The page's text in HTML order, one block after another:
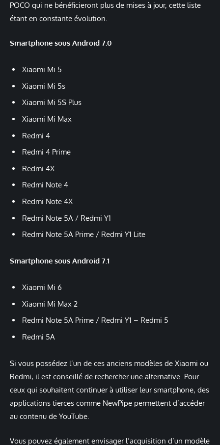
POCO qui ne bénéficieront plus de mises à jour, cette liste
étant en constante évolution.
Smartphone sous Android 7.0
Xiaomi Mi 5
Xiaomi Mi 5s
Xiaomi Mi 5S Plus
Xiaomi Mi Max
Redmi 4
Redmi 4 Prime
Redmi 4X
Redmi Note 4
Redmi Note 4X
Redmi Note 5A / Redmi Y1
Redmi Note 5A Prime / Redmi Y1 Lite
Smartphone sous Android 7.1
Xiaomi Mi 6
Xiaomi Mi Max 2
Redmi Note 5A Prime / Redmi Y1 – Redmi 5
Redmi 5A
Si vous possédez l’un de ces anciens modèles de Xiaomi ou
Redmi, il est conseillé de rechercher une alternative. Pour
ceux qui souhaitent continuer à utiliser leur smartphone, des
applications tierces comme NewPipe permettent d’accéder
au contenu de YouTube.
Vous pouvez également envisager l’acquisition d’un modèle